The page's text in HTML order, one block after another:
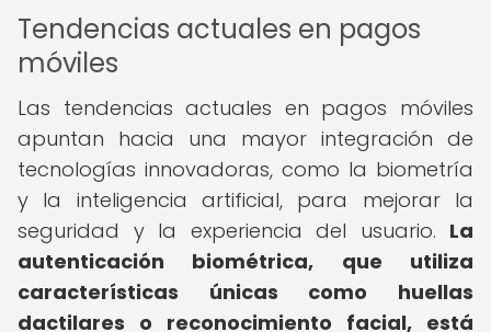
Tendencias actuales en pagos
móviles
Las tendencias actuales en pagos móviles
apuntan hacia una mayor integración de
tecnologías innovadoras, como la biometría
y la inteligencia artificial, para mejorar la
seguridad y la experiencia del usuario. La
autenticación biométrica, que utiliza
características únicas como huellas
dactilares o reconocimiento facial, está